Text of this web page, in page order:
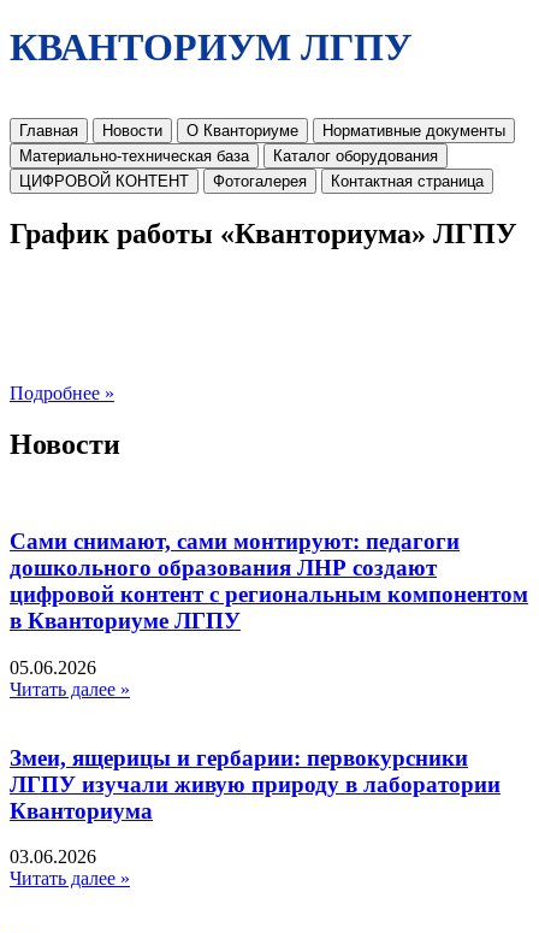
КВАНТОРИУМ ЛГПУ
Главная Новости О Кванториуме
Нормативные документы
Материально-техническая база
Каталог оборудования
ЦИФРОВОЙ КОНТЕНТ
Фотогалерея Контактная страница
График работы «Кванториума» ЛГПУ
Подробнее »
Новости
Сами снимают, сами монтируют: педагоги
дошкольного образования ЛНР создают
цифровой контент с региональным компонентом
в Кванториуме ЛГПУ​
05.06.2026
Читать далее »
Змеи, ящерицы и гербарии: первокурсники
ЛГПУ изучали живую природу в лаборатории
Кванториума
03.06.2026
Читать далее »